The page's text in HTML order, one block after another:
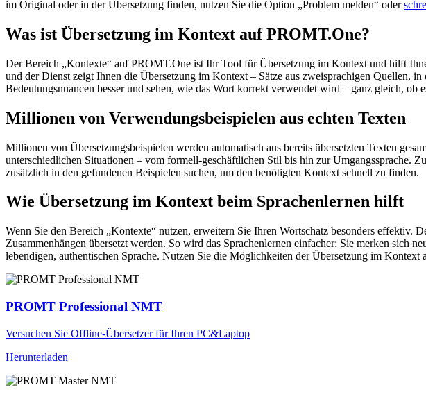
im Original oder in der Übersetzung finden, nutzen Sie die Option „Problem melden“ oder
Was ist Übersetzung im Kontext auf PROMT.One?
Der Bereich „Kontexte“ auf PROMT.One ist Ihr Tool für Übersetzung im Kontext und hilft
und der Dienst zeigt Ihnen die Übersetzung im Kontext – Sätze aus zweisprachigen Quellen,
Bedeutungsnuancen besser und sehen, wie das Wort korrekt verwendet wird – ganz gleich,
Millionen von Verwendungsbeispielen aus echten Texten
Millionen von Übersetzungsbeispielen werden automatisch aus bereits übersetzten Texten
unterschiedlichen Situationen – vom formell-geschäftlichen Stil bis hin zur Umgangssprache.
zusätzlich in den gefundenen Beispielen suchen, um den benötigten Kontext schnell zu finden.
Wie Übersetzung im Kontext beim Sprachenlernen hilft
Wenn Sie den Bereich „Kontexte“ nutzen, erweitern Sie Ihren Wortschatz besonders effektiv.
Zusammenhängen übersetzt werden. So wird das Sprachenlernen einfacher: Sie merken sich
lebendigen, authentischen Sprache. Nutzen Sie die Möglichkeiten der Übersetzung im
PROMT Professional NMT
Versuchen Sie Offline-Übersetzer für Ihren PC&Laptop
Herunterladen